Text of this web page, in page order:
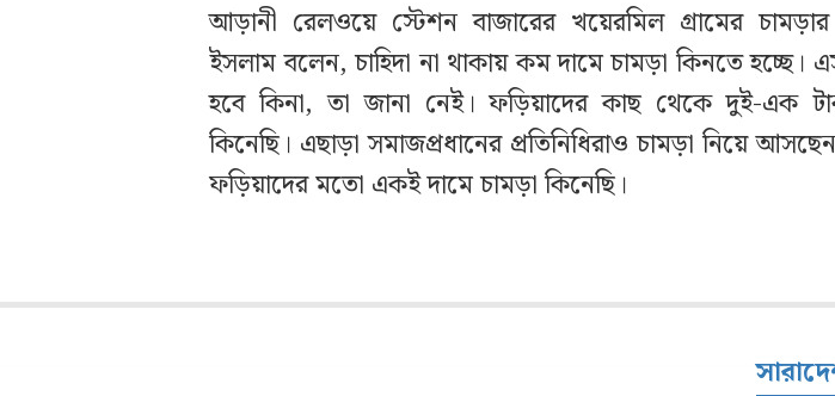
আড়ানী রেলওয়ে স্টেশন বাজারের খয়েরমিল গ্রামের
ইসলাম বলেন, চাহিদা না থাকায় কম দামে চামড়া কিনতে হচ্ছে।
হবে কিনা, তা জানা নেই। ফড়িয়াদের কাছ থেকে দুই-এক
কিনেছি। এছাড়া সমাজপ্রধানের প্রতিনিধিরাও চামড়া নিয়ে
ফড়িয়াদের মতো একই দামে চামড়া কিনেছি।